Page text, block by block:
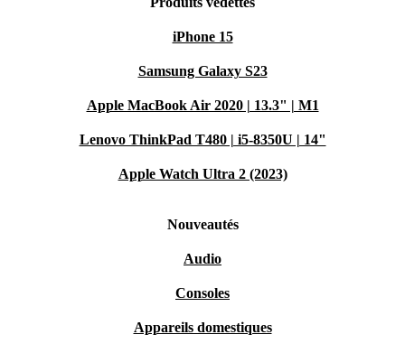
iPhone 15
Samsung Galaxy S23
Apple MacBook Air 2020 | 13.3" | M1
Lenovo ThinkPad T480 | i5-8350U | 14"
Apple Watch Ultra 2 (2023)
Nouveautés
Audio
Consoles
Appareils domestiques